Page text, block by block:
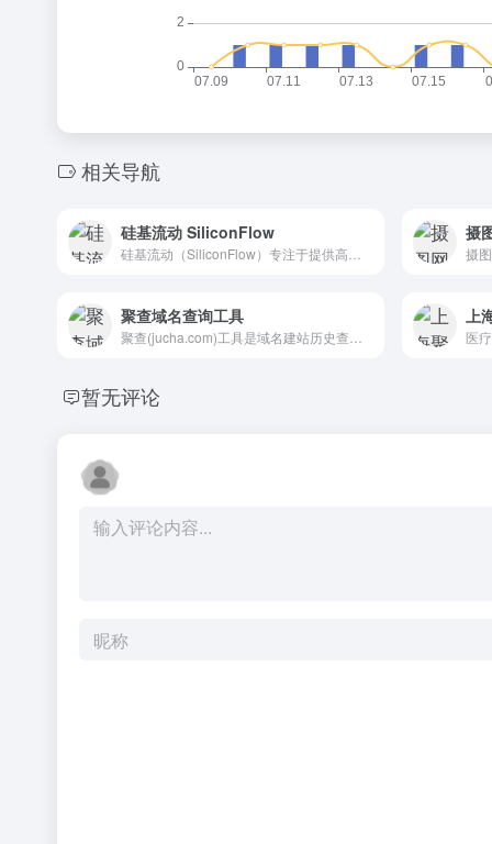
相关导航
硅基流动 SiliconFlow 摄
聚查域名查询工具 上
暂无评论